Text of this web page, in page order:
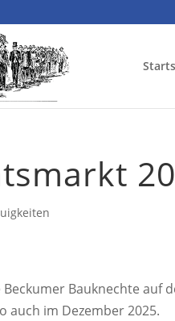
Beckumer Bauknechte
auch im Dezember 2025.